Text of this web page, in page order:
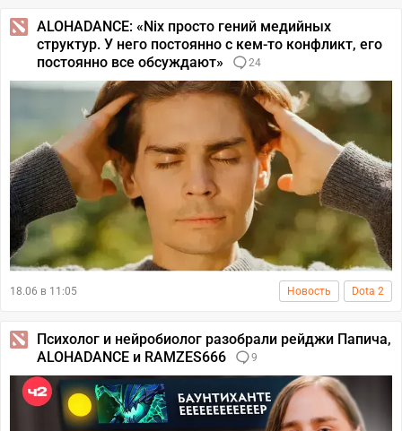
ALOHADANCE: «Nix просто гений медийных
структур. У него постоянно с кем-то конфликт, eго
постоянно все обсуждают»
24
18.06 в 11:05 Новость Dota 2
Психолог и нейробиолог разобрали рейджи Папича,
ALOHADANCE и RAMZES666
9